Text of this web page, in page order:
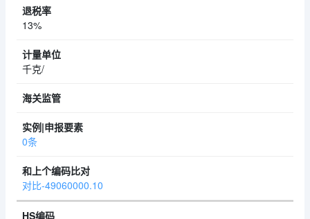
13%
千克/
0条
对比-49060000.10